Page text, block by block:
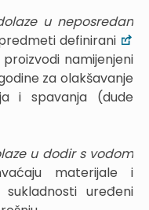
u neposredan
definirani
namijenjeni
za olakšavanje
i spavanja (dude
u dodir s vodom
materijale i
uređeni